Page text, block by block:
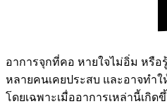
อาการจุกที่คอ หายใจไม่อิ่ม หรื
หลายคนเคยประสบ และอาจทำใ
โดยเฉพาะเมื่ออาการเหล่านี้เกิ